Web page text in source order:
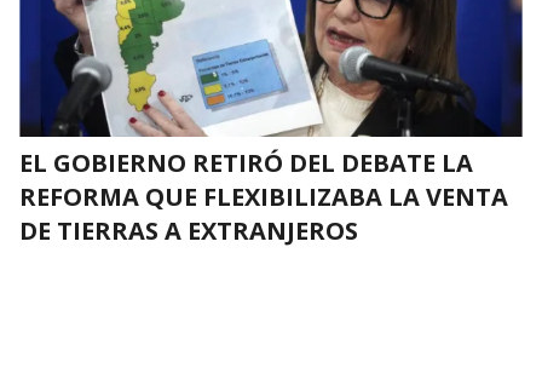
EL GOBIERNO RETIRÓ DEL DEBATE LA
REFORMA QUE FLEXIBILIZABA LA VENTA
DE TIERRAS A EXTRANJEROS